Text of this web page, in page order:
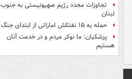
تجاوزات مجدد رژیم صهیونیستی به جنوب
لبنان
حمله به ۱۵ نفتکش‌ اماراتی از ابتدای جنگ
پزشکیان: ما نوکر مردم و در خدمت آنان
هستیم